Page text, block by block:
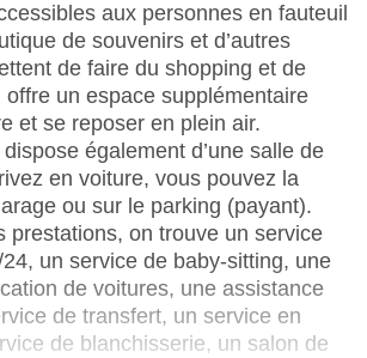
aux personnes en fauteuil
de souvenirs et d’autres
de faire du shopping et de
offre un espace supplémentaire
et se reposer en plein air.
dispose également d’une salle de
en voiture, vous pouvez la
ou sur le parking (payant).
prestations, on trouve un service
un service de baby-sitting, une
de voitures, une assistance
de transfert, un service en
de blanchisserie, un salon de